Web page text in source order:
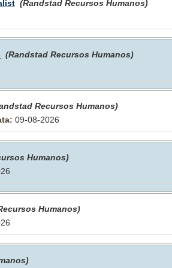
(Randstad Recursos Humanos)
(Randstad Recursos Humanos)
Recursos Humanos)
09-08-2026
Humanos)
Humanos)